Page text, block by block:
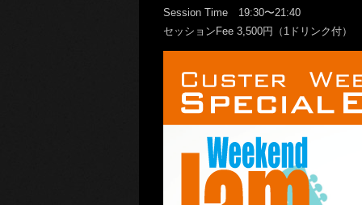
Session Time 19:30〜21:40
セッションFee 3,500円（1ドリンク付）